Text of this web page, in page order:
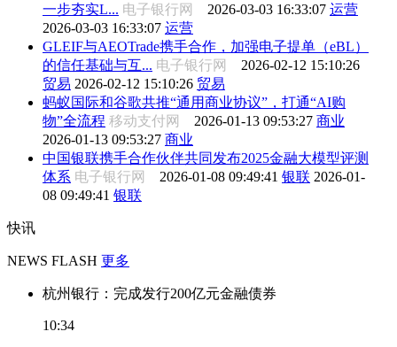
一步夯实L... 电子银行网 2026-03-03 16:33:07 运营
2026-03-03 16:33:07 运营
GLEIF与AEOTrade携手合作，加强电子提单（eBL）
的信任基础与互... 电子银行网 2026-02-12 15:10:26
贸易 2026-02-12 15:10:26 贸易
蚂蚁国际和谷歌共推“通用商业协议”，打通“AI购
物”全流程 移动支付网 2026-01-13 09:53:27 商业
2026-01-13 09:53:27 商业
中国银联携手合作伙伴共同发布2025金融大模型评测
体系 电子银行网 2026-01-08 09:49:41 银联 2026-01-
08 09:49:41 银联
快讯
NEWS FLASH 更多
杭州银行：完成发行200亿元金融债券
10:34